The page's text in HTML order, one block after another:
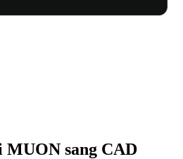
MUON sang CAD